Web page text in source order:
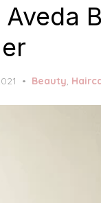
Beauty